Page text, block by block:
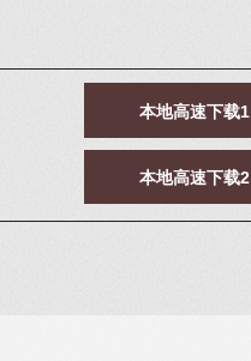
本地高速下载1
本地高速下载2